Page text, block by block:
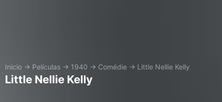
Inicio → Películas → 1940 → Comédie → Little Nellie Kelly
Little Nellie Kelly